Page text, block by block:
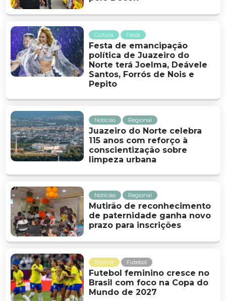
Cultura Festa
Festa de emancipação
política de Juazeiro do
Norte terá Joelma, Deávele
Santos, Forrós de Nois e
Pepito
Notícias Regional
Juazeiro do Norte celebra
115 anos com reforço à
conscientização sobre
limpeza urbana
Notícias Regional
Mutirão de reconhecimento
de paternidade ganha novo
prazo para inscrições
Esporte Futebol
Futebol feminino cresce no
Brasil com foco na Copa do
Mundo de 2027